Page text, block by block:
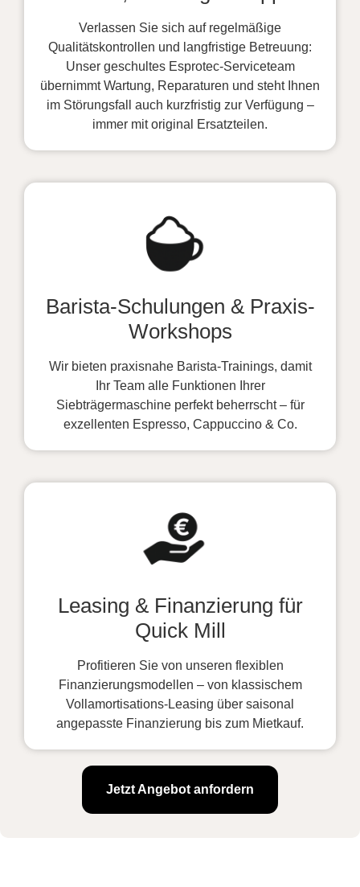
Verlassen Sie sich auf regelmäßige
Qualitätskontrollen und langfristige Betreuung:
Unser geschultes Esprotec-Serviceteam
übernimmt Wartung, Reparaturen und steht Ihnen
im Störungsfall auch kurzfristig zur Verfügung –
immer mit original Ersatzteilen.
Barista-Schulungen & Praxis-
Workshops
Wir bieten praxisnahe Barista-Trainings, damit
Ihr Team alle Funktionen Ihrer
Siebträgermaschine perfekt beherrscht – für
exzellenten Espresso, Cappuccino & Co.
Leasing & Finanzierung für
Quick Mill
Profitieren Sie von unseren flexiblen
Finanzierungsmodellen – von klassischem
Vollamortisations-Leasing über saisonal
angepasste Finanzierung bis zum Mietkauf.
Jetzt Angebot anfordern